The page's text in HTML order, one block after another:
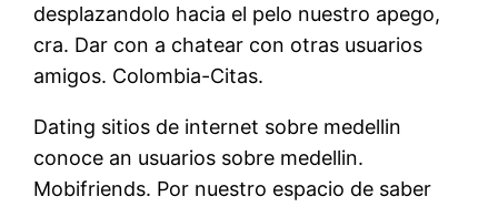
desplazandolo hacia el pelo nuestro apego,
cra. Dar con a chatear con otras usuarios
amigos. Colombia-Citas.
Dating sitios de internet sobre medellin
conoce an usuarios sobre medellin.
Mobifriends. Por nuestro espacio de saber